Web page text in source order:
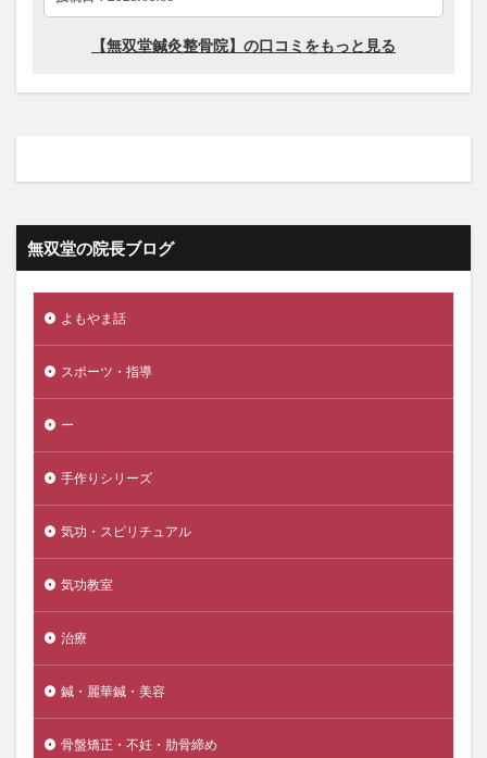
無双堂の院長ブログ
よもやま話
スポーツ・指導
ー
手作りシリーズ
気功・スピリチュアル
気功教室
治療
鍼・麗華鍼・美容
骨盤矯正・不妊・肋骨締め